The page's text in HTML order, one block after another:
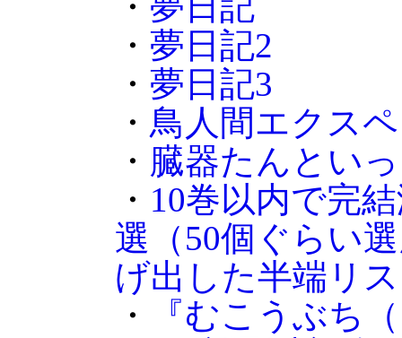
・ 夢日記2
・ 夢日記3
・ 鳥人間エクス
・ 臓器たんとい
・ 10巻以内で完
選（50個ぐらい
げ出した半端リ
・
『むこうぶち